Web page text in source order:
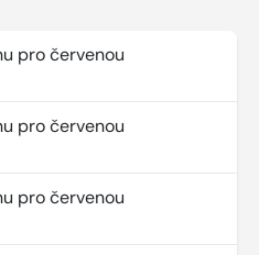
pro červenou
pro červenou
pro červenou